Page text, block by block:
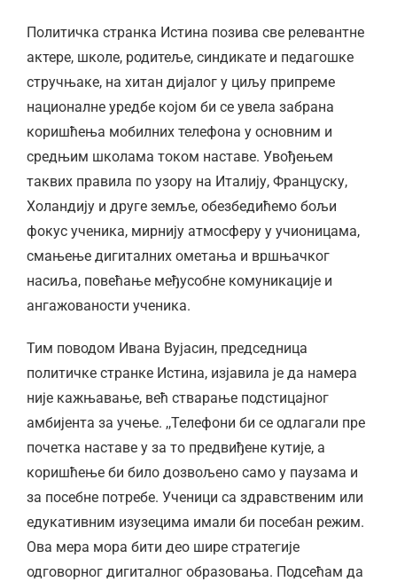
Политичка странка Истина позива све релевантне
актере, школе, родитеље, синдикате и педагошке
стручњаке, на хитан дијалог у циљу припреме
националне уредбе којом би се увела забрана
коришћења мобилних телефона у основним и
средњим школама током наставе. Увођењем
таквих правила по узору на Италију, Француску,
Холандију и друге земље, обезбедићемо бољи
фокус ученика, мирнију атмосферу у учионицама,
смањење дигиталних ометања и вршњачког
насиља, повећање међусобне комуникације и
ангажованости ученика.
Тим поводом Ивана Вујасин, председница
политичке странке Истина, изјавила је да намера
није кажњавање, већ стварање подстицајног
амбијента за учење. ,,Телефони би се одлагали пре
почетка наставе у за то предвиђене кутије, а
коришћење би било дозвољено само у паузама и
за посебне потребе. Ученици са здравственим или
едукативним изузецима имали би посебан режим.
Ова мера мора бити део шире стратегије
одговорног дигиталног образовања. Подсећам да